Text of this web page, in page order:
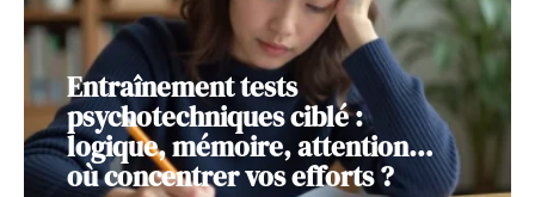
Entraînement tests
psychotechniques ciblé :
logique, mémoire, attention…
où concentrer vos efforts ?